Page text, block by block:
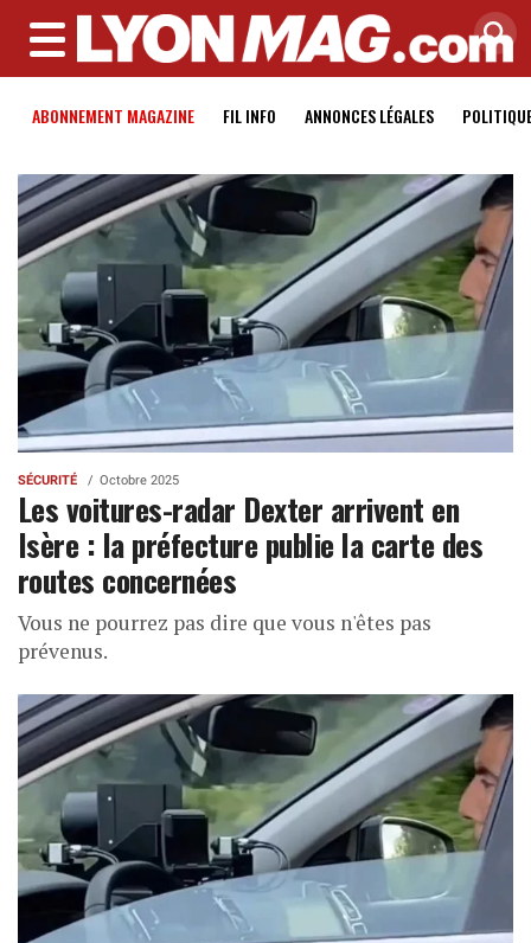
MENU
ABONNEMENT MAGAZINE FIL INFO ANNONCES LÉGALES
SÉCURITÉ Octobre 2025
Les voitures-radar Dexter arrivent en
Isère : la préfecture publie la carte des
routes concernées
Vous ne pourrez pas dire que vous n'êtes pas
prévenus.